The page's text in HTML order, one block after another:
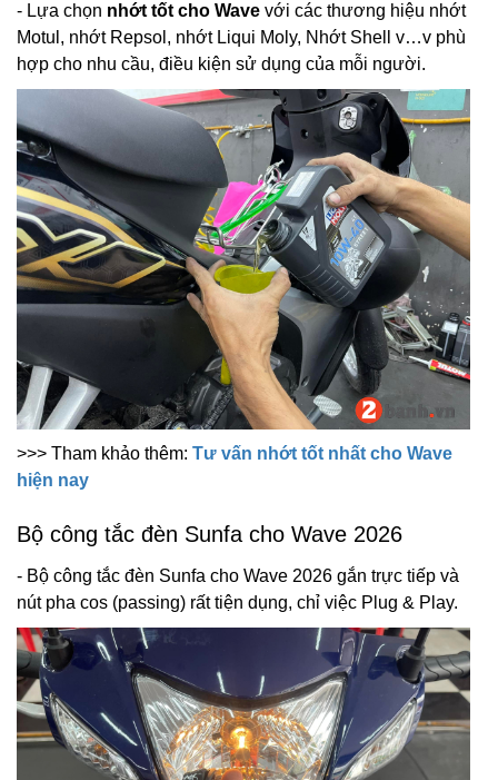
- Lựa chọn nhớt tốt cho Wave với các thương hiệu nhớt
Motul, nhớt Repsol, nhớt Liqui Moly, Nhớt Shell v…v phù
hợp cho nhu cầu, điều kiện sử dụng của mỗi người.
>>> Tham khảo thêm: Tư vấn nhớt tốt nhất cho Wave
hiện nay
Bộ công tắc đèn Sunfa cho Wave 2026
- Bộ công tắc đèn Sunfa cho Wave 2026 gắn trực tiếp và
nút pha cos (passing) rất tiện dụng, chỉ việc Plug & Play.